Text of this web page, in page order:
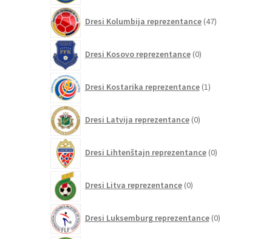
Dresi Kolumbija reprezentance 47izdelkov
Dresi Kosovo reprezentance 0izdelkov
Dresi Kostarika reprezentance 1izdelek
Dresi Latvija reprezentance 0izdelkov
Dresi Lihtenštajn reprezentance 0izdelkov
Dresi Litva reprezentance 0izdelkov
Dresi Luksemburg reprezentance 0izdelkov